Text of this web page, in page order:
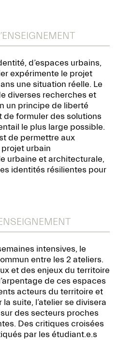
d’espaces urbains,
expérimente le projet
une situation réelle. Le
diverses recherches et
un principe de liberté
formuler des solutions
le plus large possible.
de permettre aux
urbain
urbaine et architecturale,
identités résilientes pour
intensives, le
entre les 2 ateliers.
et des enjeux du territoire
de ces espaces
acteurs du territoire et
suite, l’atelier se divisera
des secteurs proches
Des critiques croisées
par les étudiant.e.s